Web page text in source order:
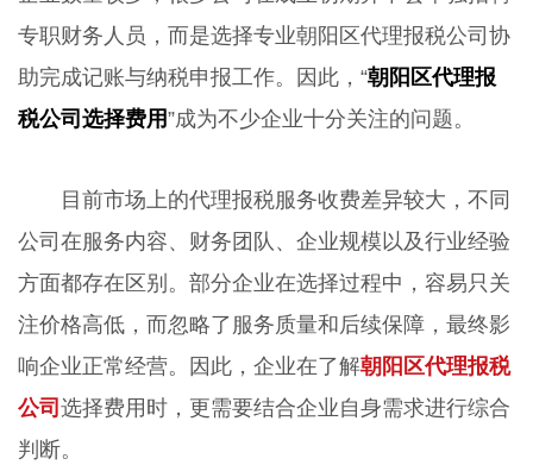
专职财务人员，而是选择专业朝阳区代理报税公司协
助完成记账与纳税申报工作。因此，“朝阳区代理报
税公司选择费用”成为不少企业十分关注的问题。
目前市场上的代理报税服务收费差异较大，不同
公司在服务内容、财务团队、企业规模以及行业经验
方面都存在区别。部分企业在选择过程中，容易只关
注价格高低，而忽略了服务质量和后续保障，最终影
响企业正常经营。因此，企业在了解朝阳区代理报税
公司 选择费用时，更需要结合企业自身需求进行综合
判断。